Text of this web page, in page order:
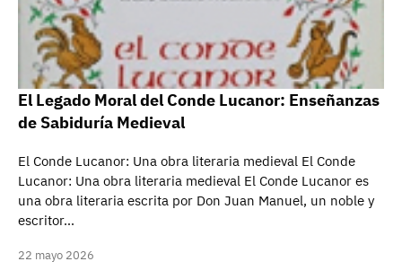
El Legado Moral del Conde Lucanor: Enseñanzas
de Sabiduría Medieval
El Conde Lucanor: Una obra literaria medieval El Conde
Lucanor: Una obra literaria medieval El Conde Lucanor es
una obra literaria escrita por Don Juan Manuel, un noble y
escritor…
22 mayo 2026